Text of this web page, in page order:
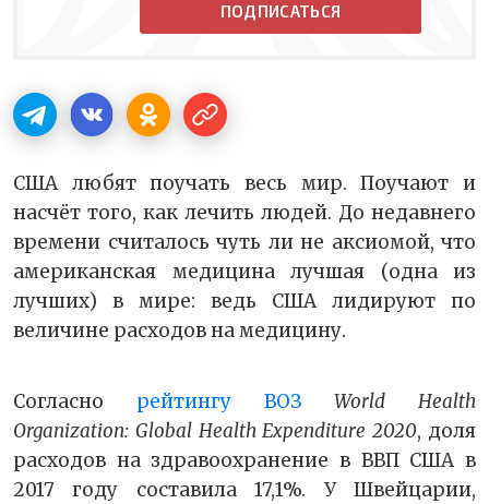
ПОДПИСАТЬСЯ
США любят поучать весь мир. Поучают и
насчёт того, как лечить людей. До недавнего
времени считалось чуть ли не аксиомой, что
американская медицина лучшая (одна из
лучших) в мире: ведь США лидируют по
величине расходов на медицину.
Согласно рейтингу ВОЗ
World Health
Organization: Global Health Expenditure 2020, доля
расходов на здравоохранение в ВВП США в
2017 году составила 17,1%. У Швейцарии,